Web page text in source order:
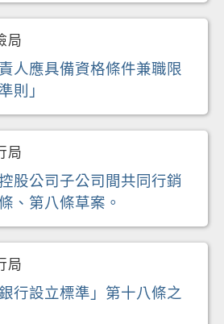
局
人應具備資格條件兼職限
則」
局
股公司子公司間共同行銷
、第八條草案。
局
行設立標準」第十八條之